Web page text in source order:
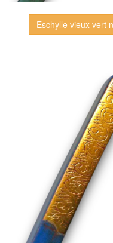
Eschylle vieux vert